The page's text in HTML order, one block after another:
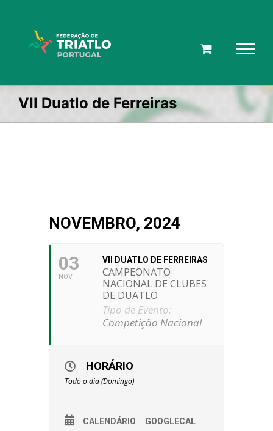
VII Duatlo de Ferreiras
NOVEMBRO, 2024
03
NOV
VII DUATLO DE FERREIRAS
CAMPEONATO
NACIONAL DE CLUBES
DE DUATLO
Tipo de Evento:
Competição Nacional
HORÁRIO
Todo o dia (Domingo)
CALENDÁRIO GOOGLECAL